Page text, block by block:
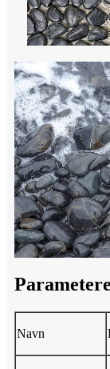
Parametere
Navn